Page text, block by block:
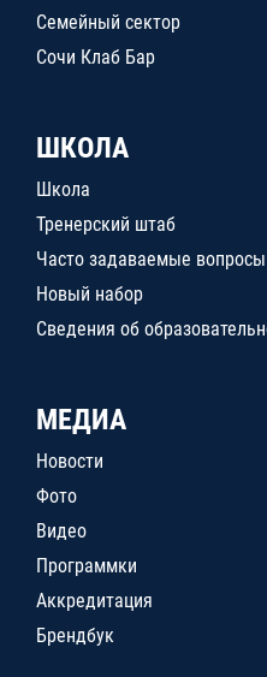
Семейный сектор
Сочи Клаб Бар
ШКОЛА
Школа
Тренерский штаб
Часто задаваемые вопросы
Новый набор
Сведения об
МЕДИА
Новости
Фото
Видео
Программки
Аккредитация
Брендбук